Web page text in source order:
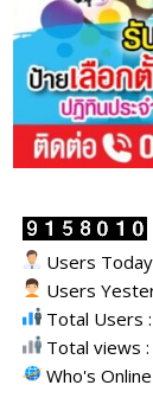
Users
Users
Total Users
Total views
Who's